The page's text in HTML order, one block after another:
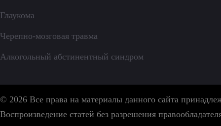
Глаукома
Черепно-мозговая травма
Алкогольный абстинентный синдром
© 2026 Все права на материалы данного сайта
Воспроизведение статей без разрешения